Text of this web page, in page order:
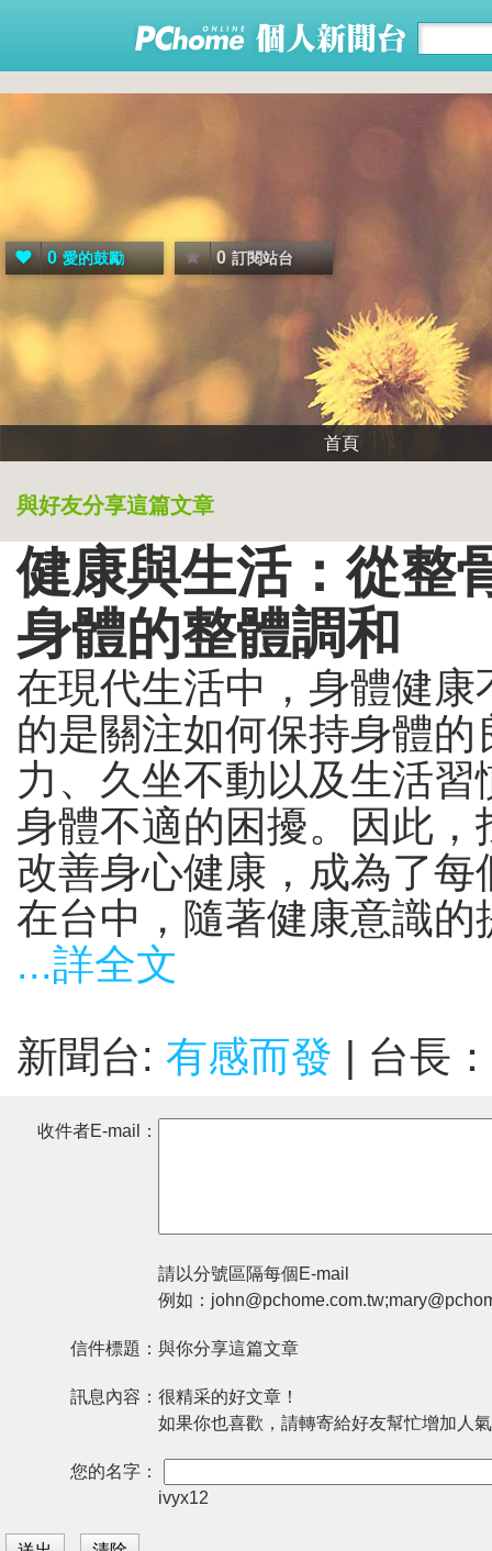
0 愛的鼓勵 0 訂閱站台
首頁
與好友分享這篇文章
健康與生活：從整
身體的整體調和
在現代生活中，身體健
的是關注如何保持身體
力、久坐不動以及生活
身體不適的困擾。因此
改善身心健康，成為了
在台中，隨著健康意識
...詳全文
新聞台: 有感而發 | 台長：
收件者E-mail：
請以分號區隔每個E-mail
例如：
信件標題： 與你分享這篇文章
訊息內容： 很精采的好文章！
如果你也喜歡，請轉寄給好友幫忙增加人
您的名字：
ivyx12